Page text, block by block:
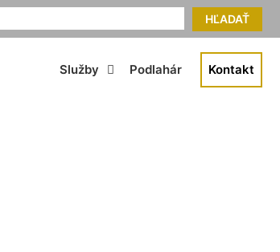
HĽADAŤ
Služby Podlahár Kontakt